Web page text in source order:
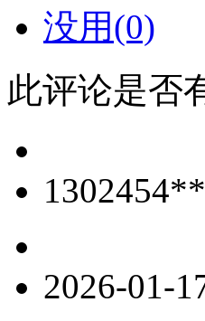
没用(0)
此评论是否
2026-01-